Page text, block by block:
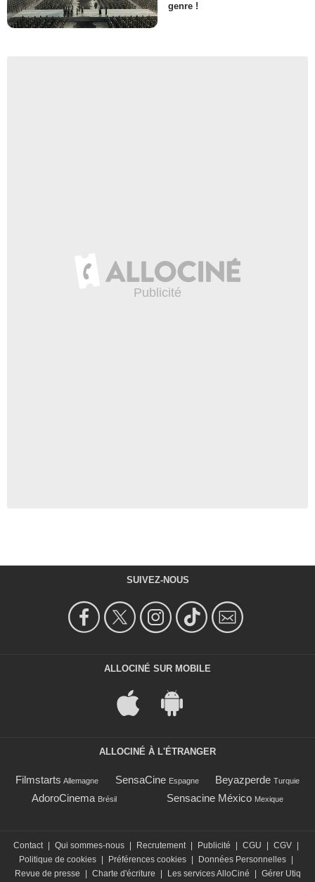
genre !
SUIVEZ-NOUS
ALLOCINÉ SUR MOBILE
ALLOCINÉ À L'ÉTRANGER
Filmstarts Allemagne SensaCine Espagne Beyazperde Turquie
AdoroCinema Brésil Sensacine México Mexique
Contact | Qui sommes-nous | Recrutement | Publicité | CGU | CGV |
Politique de cookies | Préférences cookies | Données Personnelles |
Revue de presse
| Charte d'écriture | Les services AlloCiné | Gérer Utiq